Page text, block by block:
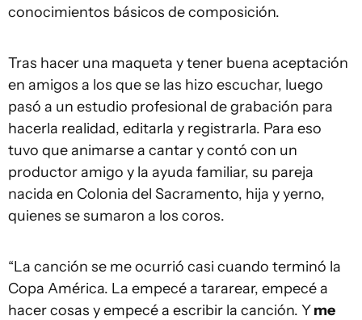
conocimientos básicos de composición.
Tras hacer una maqueta y tener buena aceptación
en amigos a los que se las hizo escuchar, luego
pasó a un estudio profesional de grabación para
hacerla realidad, editarla y registrarla. Para eso
tuvo que animarse a cantar y contó con un
productor amigo y la ayuda familiar, su pareja
nacida en Colonia del Sacramento, hija y yerno,
quienes se sumaron a los coros.
“La canción se me ocurrió casi cuando terminó la
Copa América. La empecé a tararear, empecé a
hacer cosas y empecé a escribir la canción. Yme